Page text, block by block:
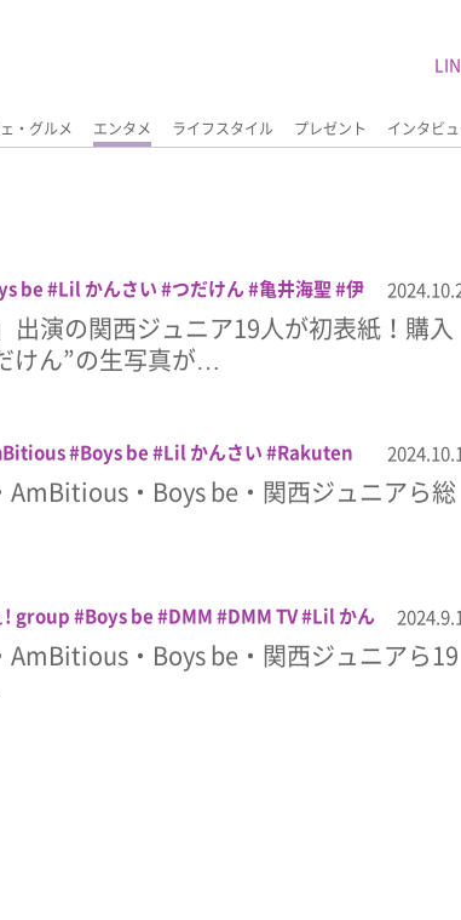
・グルメ エンタメ ライフスタイル プレゼント インタビ
be Lil かんさい つだけん 亀井海聖 伊
吉川太郎 大内リオン 大西風雅
山中一輝
﨑彪太郎 嶋﨑斗亜 年下彼氏2 月刊TVガイ
蓮王 池川侑希弥 津田健次郎
出演の関西ジュニア19人が初表紙！購入
けん”の生写真が…
Boys be Lil かんさい
Rakuten
Rakuten GirlsAward 2024
2024 AUTUMN/WINTER
ガルアワ
テ
篤志
AmBitious・Boys be・関西ジュニアら総
! group Boys be DMM DMM TV Lil かん
にわ男子 亀井海聖 伊藤篤志 元重瑛翔
大西風雅 山中一輝 岡野すこやか
岡﨑
AmBitious・Boys be・関西ジュニアら19